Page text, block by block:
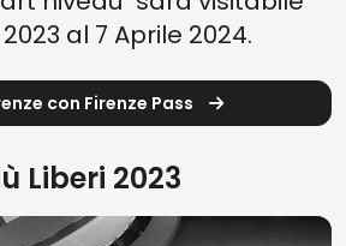
al 7 Aprile 2024.
con Firenze Pass
Liberi 2023